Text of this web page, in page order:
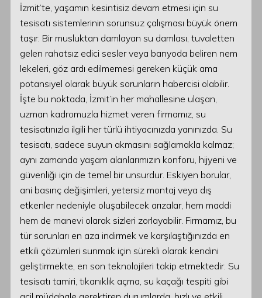
İzmit’te, yaşamın kesintisiz devam etmesi için su
tesisatı sistemlerinin sorunsuz çalışması büyük önem
taşır. Bir musluktan damlayan su damlası, tuvaletten
gelen rahatsız edici sesler veya banyoda beliren nem
lekeleri, göz ardı edilmemesi gereken küçük ama
potansiyel olarak büyük sorunların habercisi olabilir.
İşte bu noktada, İzmit’in her mahallesine ulaşan,
uzman kadromuzla hizmet veren firmamız, su
tesisatınızla ilgili her türlü ihtiyacınızda yanınızda. Su
tesisatı, sadece suyun akmasını sağlamakla kalmaz;
aynı zamanda yaşam alanlarımızın konforu, hijyeni ve
güvenliği için de temel bir unsurdur. Eskiyen borular,
ani basınç değişimleri, yetersiz montaj veya dış
etkenler nedeniyle oluşabilecek arızalar, hem maddi
hem de manevi olarak sizleri zorlayabilir. Firmamız, bu
tür sorunları en aza indirmek ve karşılaştığınızda en
etkili çözümleri sunmak için sürekli olarak kendini
geliştirmekte, en son teknolojileri takip etmektedir. Su
tesisatı tamiri, tıkanıklık açma, su kaçağı tespiti gibi